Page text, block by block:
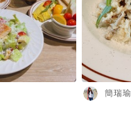
簡瑞瑜